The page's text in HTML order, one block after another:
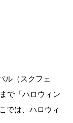
ル（スクフェ
で「ハロウィン
では、ハロウィ